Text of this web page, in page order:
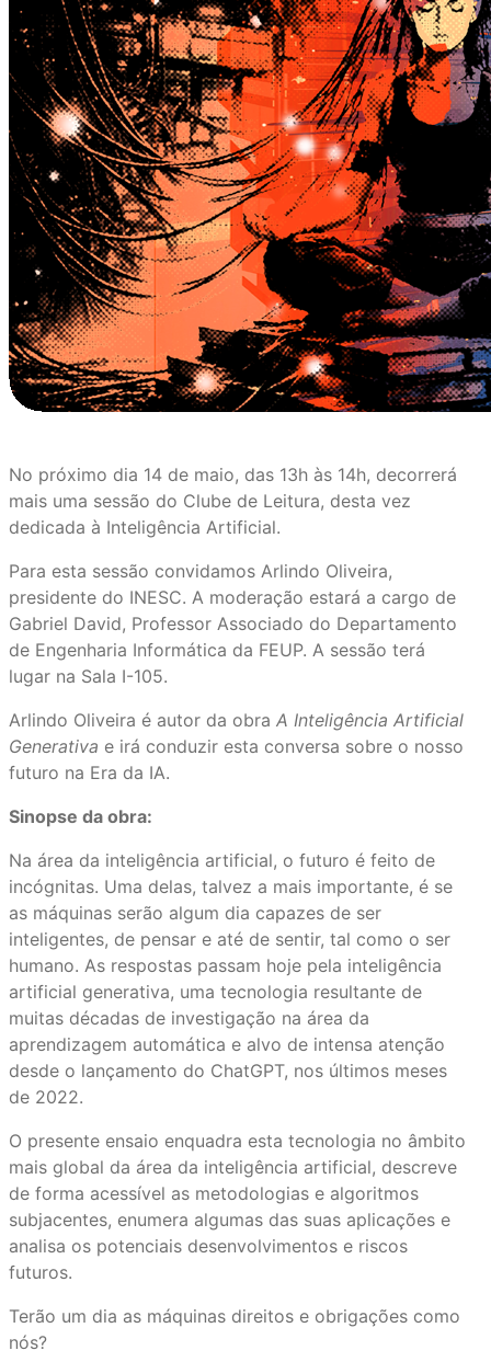
No próximo dia 14 de maio, das 13h às 14h, decorrerá
mais uma sessão do Clube de Leitura, desta vez
dedicada à Inteligência Artificial.
Para esta sessão convidamos Arlindo Oliveira,
presidente do INESC. A moderação estará a cargo de
Gabriel David, Professor Associado do Departamento
de Engenharia Informática da FEUP. A sessão terá
lugar na Sala I-105.
Arlindo Oliveira é autor da obra A Inteligência Artificial
Generativa e irá conduzir esta conversa sobre o nosso
futuro na Era da IA.
Sinopse da obra:
Na área da inteligência artificial, o futuro é feito de
incógnitas. Uma delas, talvez a mais importante, é se
as máquinas serão algum dia capazes de ser
inteligentes, de pensar e até de sentir, tal como o ser
humano. As respostas passam hoje pela inteligência
artificial generativa, uma tecnologia resultante de
muitas décadas de investigação na área da
aprendizagem automática e alvo de intensa atenção
desde o lançamento do ChatGPT, nos últimos meses
de 2022.
O presente ensaio enquadra esta tecnologia no âmbito
mais global da área da inteligência artificial, descreve
de forma acessível as metodologias e algoritmos
subjacentes, enumera algumas das suas aplicações e
analisa os potenciais desenvolvimentos e riscos
futuros.
Terão um dia as máquinas direitos e obrigações como
nós?